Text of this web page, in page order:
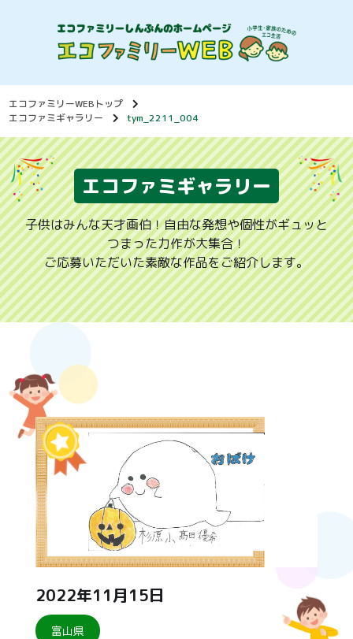
エコファミリーWEBトップ
エコファミギャラリー
tym_2211_004
エコファミギャラリー
子供はみんな天才画伯！自由な発想や個性がギュッと
つまった力作が大集合！
ご応募いただいた素敵な作品をご紹介します。
2022年11月15日
富山県